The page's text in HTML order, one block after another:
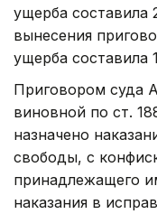
ущерба составила
вынесения
ущерба составила
Приговором суда
виновной по ст.
назначено
свободы, с
принадлежащего
наказания в